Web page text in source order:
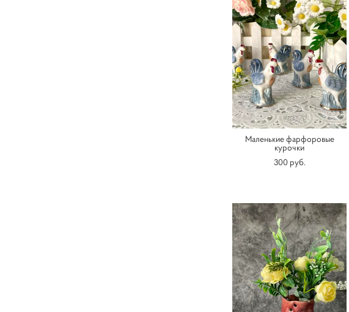
Маленькие фарфоровые
курочки
300 pуб.